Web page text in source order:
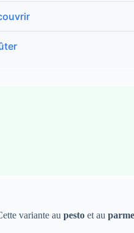
variante au pesto et au